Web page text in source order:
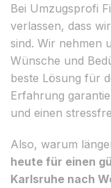
Bei Umzugsprofi
verlassen, dass
sind. Wir nehmen
Wünsche und
beste Lösung für
Erfahrung
und einen
Also, warum
heute für einen
Karlsruhe nach